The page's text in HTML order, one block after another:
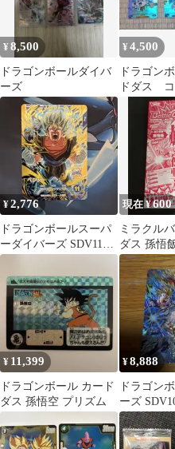
¥8,500
ドラゴンボールダイバ
ーズ
¥4,500
ドラゴン
ドダス
悟空 ベ
製 3枚セ
¥2,776
ドラゴンボールスーパ
ーダイバーズ SDV11弾
SDV11-037 ベジット
現在 ¥600
ミラクル
ダス 孫悟
ス・D・
使用
¥ 11,399
ドラゴンボール カード
ダス 孫悟空 プリズム
¥8,888
ドラゴン
ーズ
飯：青年期